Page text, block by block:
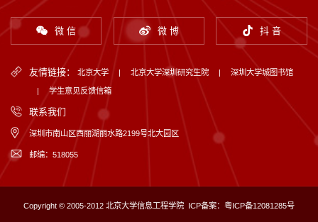
微 信 微 博 抖 音
友情链接： 北京大学 | 北京大学深圳研究生院 | 深圳大学城图书馆
| 学生意见反馈信箱
联系我们
深圳市南山区西丽湖丽水路2199号北大园区
邮编：518055
Copyright © 2005-2012 北京大学信息工程学院 ICP备案：粤ICP备12081285号